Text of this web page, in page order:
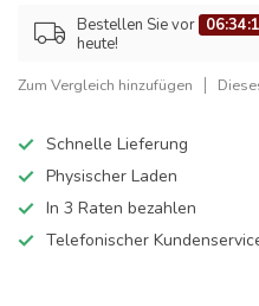
Bestellen Sie vor
heute!
Zum Vergleich hinzufügen
Schnelle Lieferung
Physischer Laden
In 3 Raten bezahlen
Telefonischer